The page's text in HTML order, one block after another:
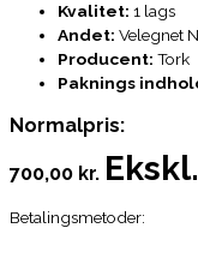
Kvalitet: 1 lags
Andet: Velegnet
Producent: Tork
Paknings
Normalpris:
700,00 kr.
Betalingsmetoder: